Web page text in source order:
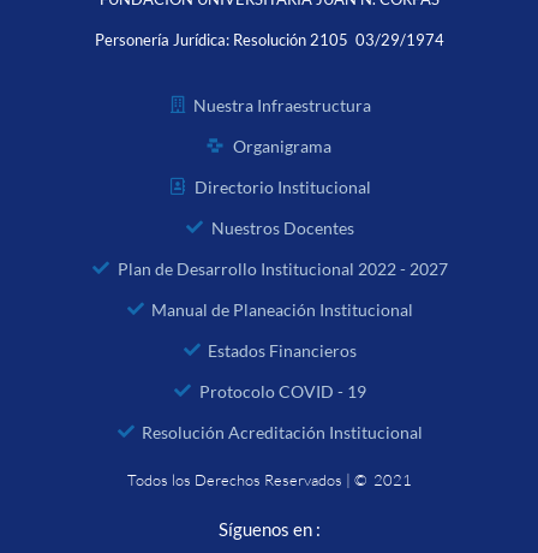
Personería Jurídica: Resolución 2105 03/29/1974
Nuestra Infraestructura
Organigrama
Directorio Institucional
Nuestros Docentes
Plan de Desarrollo Institucional 2022 - 2027
Manual de Planeación Institucional
Estados Financieros
Protocolo COVID - 19
Resolución Acreditación Institucional
Todos los Derechos Reservados | © 2021
Síguenos en :